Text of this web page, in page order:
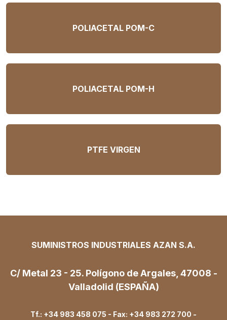
POLIACETAL POM-C
POLIACETAL POM-H
PTFE VIRGEN
SUMINISTROS INDUSTRIALES AZAN S.A.
C/ Metal 23 - 25. Polígono de Argales, 47008 -
Valladolid (ESPAÑA)
Tf.: +34 983 458 075 - Fax: +34 983 272 700 -